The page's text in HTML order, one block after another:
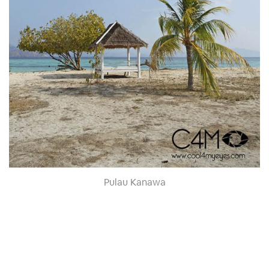
Pulau Kanawa